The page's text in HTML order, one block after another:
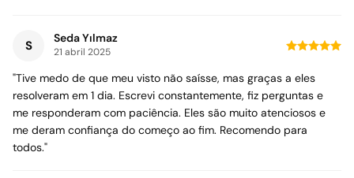
S Seda Yılmaz
21 abril 2025
"Tive medo de que meu visto não saísse, mas graças a eles
resolveram em 1 dia. Escrevi constantemente, fiz perguntas e
me responderam com paciência. Eles são muito atenciosos e
me deram confiança do começo ao fim. Recomendo para
todos."